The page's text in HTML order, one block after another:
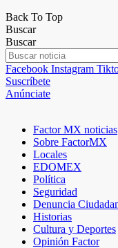
Back To Top
Buscar
Buscar
Facebook Instagram
Suscríbete
Anúnciate
Factor MX noticias
Sobre FactorMX
Locales
EDOMEX
Política
Seguridad
Denuncia
Historias
Cultura y Deportes
Opinión Factor